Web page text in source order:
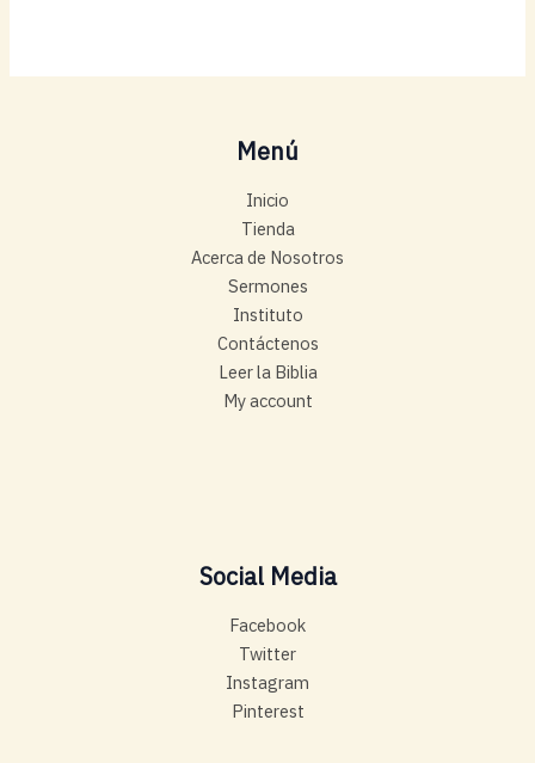
Menú
Inicio
Tienda
Acerca de Nosotros
Sermones
Instituto
Contáctenos
Leer la Biblia
My account
Social Media
Facebook
Twitter
Instagram
Pinterest